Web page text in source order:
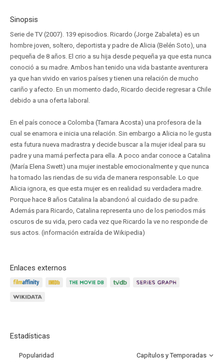
Sinopsis
Serie de TV (2007). 139 episodios. Ricardo (Jorge Zabaleta) es un
hombre joven, soltero, deportista y padre de Alicia (Belén Soto), una
pequeña de 8 años. El crio a su hija desde pequeña ya que esta nunca
conoció a su madre. Ambos han tenido una vida bastante aventurera
ya que han vivido en varios países y tienen una relación de mucho
cariño y afecto. En un momento dado, Ricardo decide regresar a Chile
debido a una oferta laboral.
En el país conoce a Colomba (Tamara Acosta) una profesora de la
cual se enamora e inicia una relación. Sin embargo a Alicia no le gusta
esta futura nueva madrastra y decide buscar a la mujer ideal para su
padre y una mamá perfecta para ella. A poco andar conoce a Catalina
(María Elena Swett) una mujer inestable emocionalmente y que nunca
ha tomado las riendas de su vida de manera responsable. Lo que
Alicia ignora, es que esta mujer es en realidad su verdadera madre.
Porque hace 8 años Catalina la abandonó al cuidado de su padre.
Además para Ricardo, Catalina representa uno de los periodos más
oscuros de su vida, pero cada vez que Ricardo la ve no responde de
sus actos. (información extraída de Wikipedia)
Enlaces externos
Estadísticas
Popularidad Capítulos y Temporadas